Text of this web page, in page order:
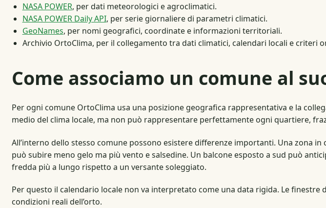
NASA POWER, per dati meteorologici e agroclimatici.
NASA POWER Daily API, per serie giornaliere di parametri climatici.
GeoNames, per nomi geografici, coordinate e informazioni territoriali.
Archivio OrtoClima, per il collegamento tra dati climatici, calendari locali e criteri
Come associamo un comune al
Per ogni comune OrtoClima usa una posizione geografica rappresentativa e la
medio del clima locale, ma non può rappresentare perfettamente ogni quartiere,
All’interno dello stesso comune possono esistere differenze importanti. Una zona
può subire meno gelo ma più vento e salsedine. Un balcone esposto a sud può
fredda più a lungo rispetto a un versante soleggiato.
Per questo il calendario locale non va interpretato come una data rigida. Le
condizioni reali dell’orto.